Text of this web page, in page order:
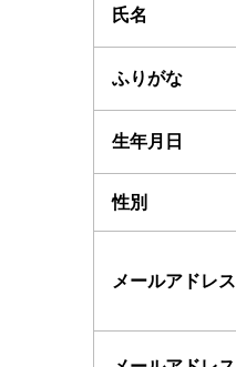
氏名
ふりがな
生年月日
性別
メールアドレス